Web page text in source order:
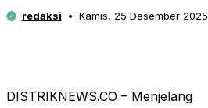
redaksi Kamis, 25 Desember 2025
DISTRIKNEWS.CO – Menjelang